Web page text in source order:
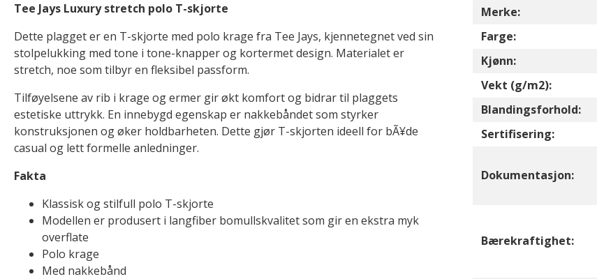
Tee Jays Luxury stretch polo T-skjorte
Dette plagget er en T-skjorte med polo krage fra Tee Jays, kjennetegnet ved sin
stolpelukking med tone i tone-knapper og kortermet design. Materialet er
stretch, noe som tilbyr en fleksibel passform.
Tilføyelsene av rib i krage og ermer gir økt komfort og bidrar til plaggets
estetiske uttrykk. En innebygd egenskap er nakkebåndet som styrker
konstruksjonen og øker holdbarheten. Dette gjør T-skjorten ideell for bÃ¥de
casual og lett formelle anledninger.
Fakta
Klassisk og stilfull polo T-skjorte
Modellen er produsert i langfiber bomullskvalitet som gir en ekstra myk
overflate
Polo krage
Med nakkebånd
Merke:
Farge:
Kjønn:
Vekt (g/m2):
Blandingsforhold:
Sertifisering:
Dokumentasjon:
Bærekraftighet: